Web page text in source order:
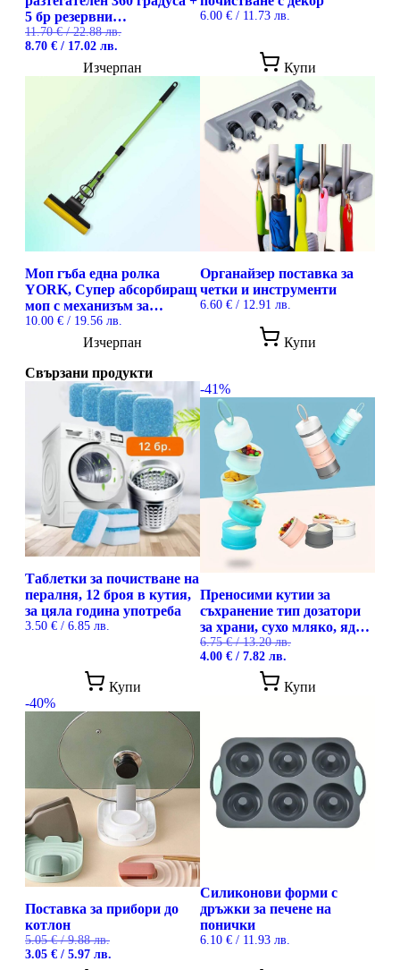
5 бр резервни
микрофибърни подложки
11.70€/ 22.88 лв.
Original
was:
8.70 € / 17.02 лв.
е:
17.02 лв..
Изчерпан
6.00 € / 11.73 лв.
Купи
Моп гъба една ролка
YORK, Супер абсорбиращ
моп с механизъм за
изцеждане
10.00 € / 19.56 лв.
Изчерпан
Органайзер поставка за
четки и инструменти
6.60 € / 12.91 лв.
Купи
Свързани продукти
Таблетки за почистване на
пералня, 12 броя в кутия,
за цяла година употреба
3.50 € / 6.85 лв.
Купи
-41%
Преносими кутии за
съхранение тип дозатори
за храни, сухо мляко, ядки
и други
6.75€/ 13.20 лв.
Original
/
4.00 € / 7.82 лв.
е:
4.00 €
Купи
-40%
Поставка за прибори до
котлон
5.05€/ 9.88 лв.
Original
3.05 € / 5.97 лв.
Силиконови форми с
дръжки за печене на
понички
6.10 € / 11.93 лв.